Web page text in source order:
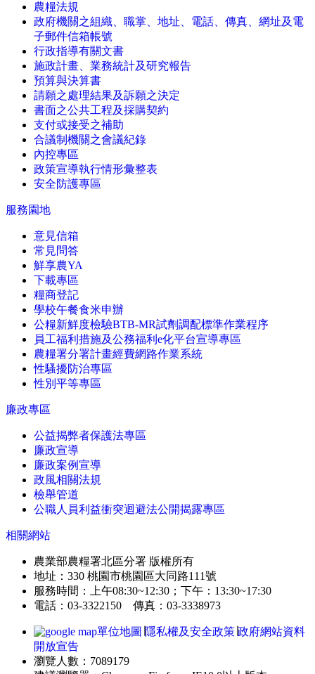
農糧法規
政府機關之組織、職掌、地址、電話、傳真、網址及電
子郵件信箱帳號
行政指導有關文書
施政計畫、業務統計及研究報告
預算與決算書
請願之處理結果及訴願之決定
書面之公共工程及採購契約
支付或接受之補助
合議制機關之會議紀錄
內控專區
政策宣導執行情形彙整表
安全防護專區
服務園地
意見信箱
常見問答
鮮享農YA
下載專區
糧商登記
學校午餐食米申辦
公糧新鮮度檢驗BTB-MR試劑調配標準作業程序
員工福利措施及公務福利e化平台宣導專區
農糧署分署計畫經費網路作業系統
性騷擾防治專區
性別平等專區
廉政專區
公益揭弊者保護法專區
廉政宣導
廉政案例宣導
政風相關法規
檢舉管道
公職人員利益衝突迴避法公開揭露專區
相關網站
農業部農糧署北區分署 版權所有
地址：330 桃園市桃園區大同路111號
服務時間：上午08:30~12:30；下午：13:30~17:30
電話：03-3322150 傳真：03-3338973
單位地圖 隱私權及安全政策 政府網站資料
開放宣告
瀏覽人數：7089179